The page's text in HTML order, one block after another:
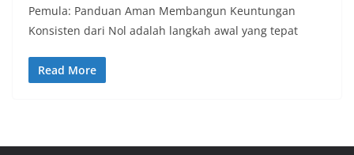
Pemula: Panduan Aman Membangun Keuntungan
Konsisten dari Nol adalah langkah awal yang tepat
Read More